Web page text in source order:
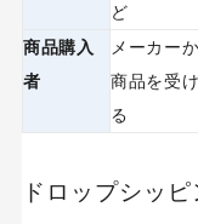
3. 見たことの
難しい
1. 独立型ドロ
ど
商品購入
者
メーカー
商品を受
る
ドロップシッ